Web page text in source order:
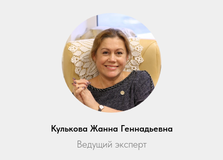
Кулькова Жанна Геннадьевна
Ведущий эксперт